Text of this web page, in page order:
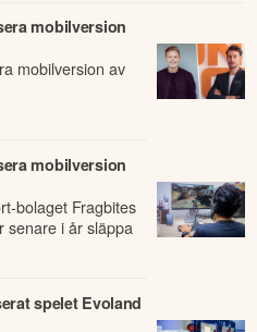
mobilversion
mobilversion av
mobilversion
bolaget Fragbites
senare i år släppa
spelet Evoland